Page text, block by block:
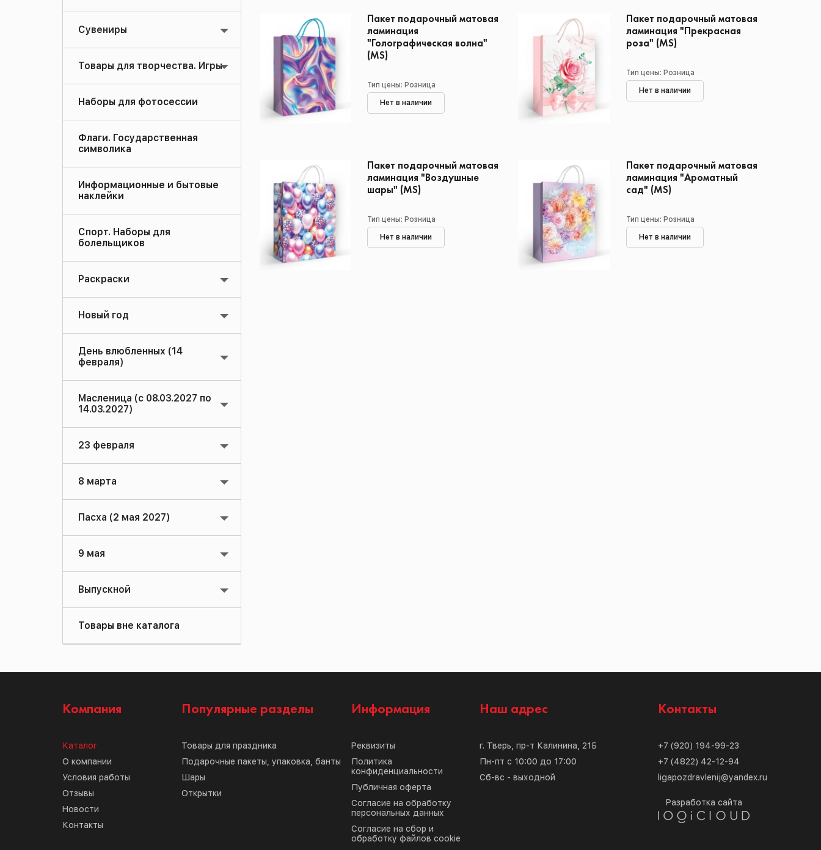
Сувениры
Товары для творчества. Игры
Наборы для фотосессии
Флаги. Государственная
символика
Информационные и бытовые
наклейки
Спорт. Наборы для
болельщиков
Раскраски
Новый год
День влюбленных (14
февраля)
Масленица (с 08.03.2027 по
14.03.2027)
23 февраля
8 марта
Пасха (2 мая 2027)
9 мая
Выпускной
Товары вне каталога
Пакет подарочный матовая
ламинация
"Голографическая волна"
(MS)
Тип цены: Розница
Нет в наличии
Пакет подарочный матовая
ламинация "Прекрасная
роза" (MS)
Тип цены: Розница
Нет в наличии
Пакет подарочный матовая
ламинация "Воздушные
шары" (MS)
Тип цены: Розница
Нет в наличии
Пакет подарочный матовая
ламинация "Ароматный
сад" (MS)
Тип цены: Розница
Нет в наличии
Компания
Каталог
О компании
Условия работы
Отзывы
Новости
Контакты
Популярные разделы
Товары для праздника
Подарочные пакеты, упаковка, банты
Шары
Открытки
Информация
Реквизиты
Политика
конфиденциальности
Публичная оферта
Согласие на обработку
персональных данных
Согласие на сбор и
обработку файлов cookie
Наш адрес
г. Тверь, пр-т Калинина, 21Б
Пн-пт с 10:00 до 17:00
Сб-вс - выходной
Контакты
+7 (920) 194-99-23
+7 (4822) 42-12-94
ligapozdravlenij@yandex.ru
Разработка сайта